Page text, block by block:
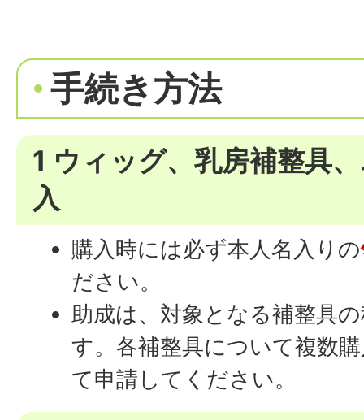
手続き方法
1 ウィッグ、乳房補整具
入
購入時には必ず本人名入りの
ださい。
助成は、対象となる補整具
す。各補整具について複数
て申請してください。